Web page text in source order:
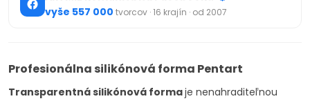
vyše 557 000 tvorcov · 16 krajín · od 2007
Profesionálna silikónová forma Pentart
Transparentná silikónová formaje nenahraditeľnou